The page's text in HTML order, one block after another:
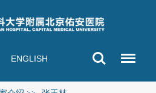
ENGLISH